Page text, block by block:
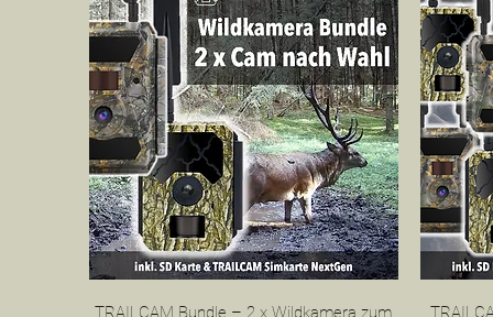
Schnellansicht
TRAILCAM Bundle – 2 x Wildkamera zum